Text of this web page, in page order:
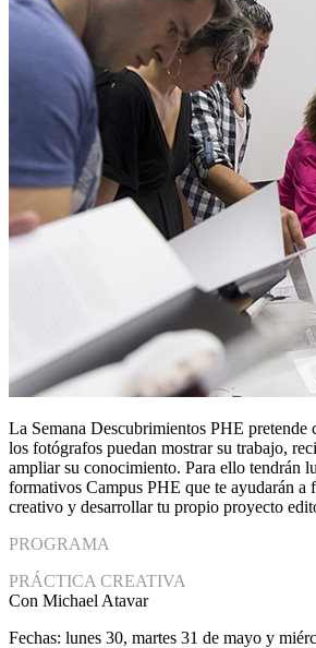
La Semana Descubrimientos PHE pretende
los fotógrafos puedan mostrar su trabajo,
ampliar su conocimiento. Para ello tendrán
formativos Campus PHE que te ayudarán a
creativo y desarrollar tu propio proyecto
PROGRAMA
PRÁCTICA CREATIVA
Con Michael Atavar
Fechas: lunes 30, martes 31 de mayo y